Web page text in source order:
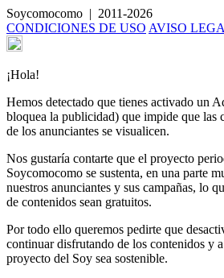
Soycomocomo | 2011-2026
CONDICIONES DE USO AVISO
¡Hola!
Hemos detectado que tienes activado un
bloquea la publicidad) que impide que las
de los anunciantes se visualicen.
Nos gustaría contarte que el proyecto
Soycomocomo se sustenta, en una parte
nuestros anunciantes y sus campañas, lo
de contenidos sean gratuitos.
Por todo ello queremos pedirte que
continuar disfrutando de los contenidos y
proyecto del Soy sea sostenible.